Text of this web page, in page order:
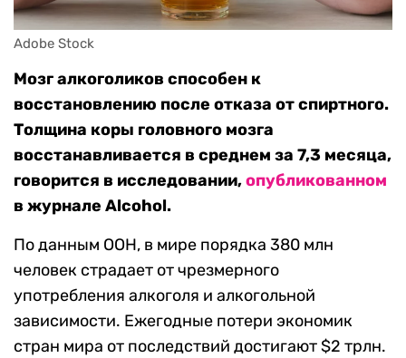
Adobe Stock
Мозг алкоголиков способен к
восстановлению после отказа от спиртного.
Толщина коры головного мозга
восстанавливается в среднем за 7,3 месяца,
говорится в исследовании,опубликованном
в журнале Alcohol.
По данным ООН, в мире порядка 380 млн
человек страдает от чрезмерного
употребления алкоголя и алкогольной
зависимости. Ежегодные потери экономик
стран мира от последствий достигают $2 трлн.